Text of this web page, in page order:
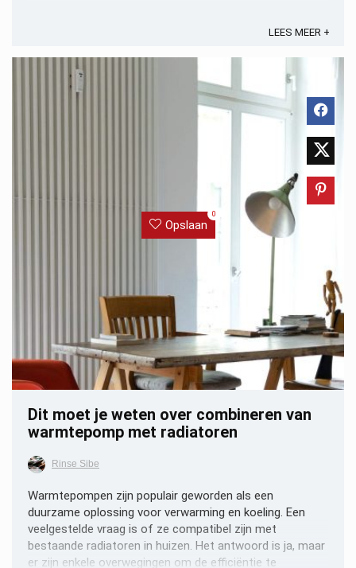
LEES MEER +
Opslaan
0
Dit moet je weten over combineren van
warmtepomp met radiatoren
Rinse Sibe
Warmtepompen zijn populair geworden als een
duurzame oplossing voor verwarming en koeling. Een
veelgestelde vraag is of ze compatibel zijn met
bestaande radiatoren in huizen. Het antwoord is ja, maar
er zijn enkele overwegingen om de efficiëntie te